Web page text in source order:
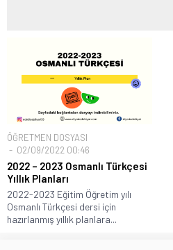
ÖĞRETMEN DOSYASI
02/09/2022 00:46
2022 – 2023 Osmanlı Türkçesi
Yıllık Planları
2022-2023 Eğitim Öğretim yılı
Osmanlı Türkçesi dersi için
hazırlanmış yıllık planlara...